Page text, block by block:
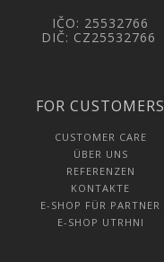
IČO: 25532766
DIČ: CZ25532766
FOR CUSTOMERS
CUSTOMER CARE
ÜBER UNS
REFERENZEN
KONTAKTE
E-SHOP FÜR PARTNER
E-SHOP UTRHNI